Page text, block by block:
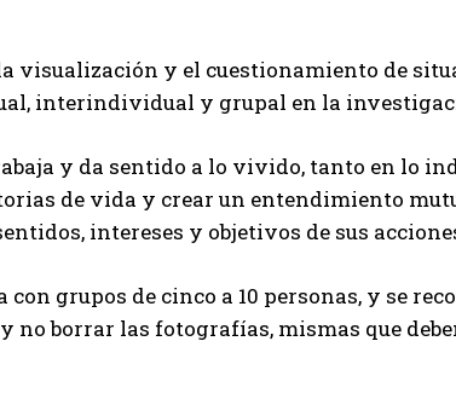
visualización y el cuestionamiento de
interindividual y grupal en la
y da sentido a lo vivido, tanto en lo
de vida y crear un entendimiento
intereses y objetivos de sus
grupos de cinco a 10 personas, y se
no borrar las fotografías, mismas que